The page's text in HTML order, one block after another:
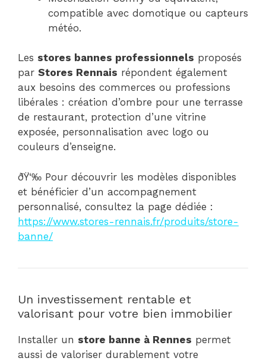
compatible avec domotique ou capteurs
météo.
Les stores bannes professionnels proposés
par Stores Rennais répondent également
aux besoins des commerces ou professions
libérales : création d’ombre pour une terrasse
de restaurant, protection d’une vitrine
exposée, personnalisation avec logo ou
couleurs d’enseigne.
ðŸ‘‰ Pour découvrir les modèles disponibles
et bénéficier d’un accompagnement
personnalisé, consultez la page dédiée :
https://www.stores-rennais.fr/produits/store-
banne/
Un investissement rentable et
valorisant pour votre bien immobilier
Installer un store banne à Rennes permet
aussi de valoriser durablement votre